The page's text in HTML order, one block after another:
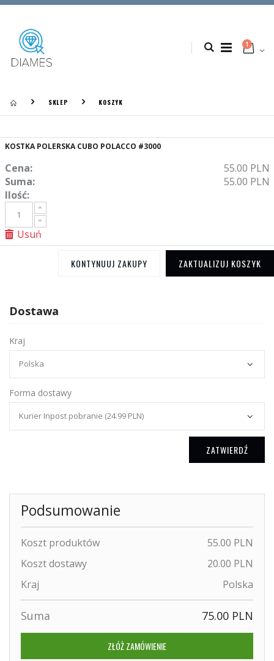
1
SKLEP KOSZYK
KOSTKA POLERSKA CUBO POLACCO #3000
Cena:
55.00 PLN
Suma:
55.00 PLN
Ilość:
Usuń
KONTYNUUJ ZAKUPY
Dostawa
Kraj
Forma dostawy
ZATWIERDŹ
Podsumowanie
Koszt produktów
55.00 PLN
Koszt dostawy
20.00 PLN
Kraj
Polska
Suma 75.00 PLN
ZŁÓŻ ZAMÓWIENIE